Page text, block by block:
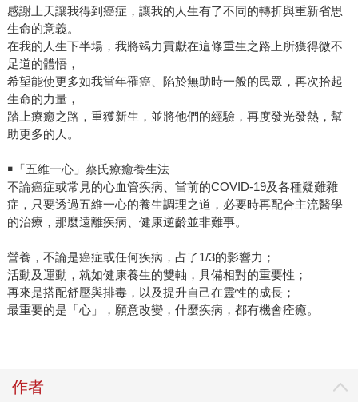
感謝上天讓我得到癌症，讓我的人生有了不同的轉折與重新省思
生命的意義。
在我的人生下半場，我將竭力貢獻在這條重生之路上所獲得微不
足道的體悟，
希望能使更多如我當年罹癌、陷於無助時一般的民眾，再次拾起
生命的力量，
踏上療癒之路，重獲新生，並將他們的經驗，再度發光發熱，幫
助更多的人。
￭「五維一心」蔡氏療癒養生法
不論癌症或常見的心血管疾病、當前的COVID-19及各種疑難雜
症，只要透過五維一心的養生調理之道，必要時再配合主流醫學
的治療，那麼遠離疾病、健康逆齡並非難事。
營養，不論是癌症或任何疾病，占了1/3的影響力；
活動及運動，就如健康養生的雙軸，具備相對的重要性；
再來是搭配舒壓與排毒，以及提升自己在靈性的成長；
最重要的是「心」，願意改變，什麼疾病，都有機會痊癒。
作者